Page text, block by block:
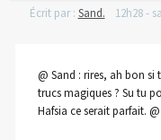
Écrit par : Sand. 12h28-
@ Sand : rires, ah bon si
trucs magiques ? Su tu
Hafsia ce serait parfait.